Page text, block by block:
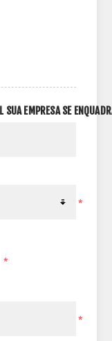
SUA EMPRESA SE
*
*
*